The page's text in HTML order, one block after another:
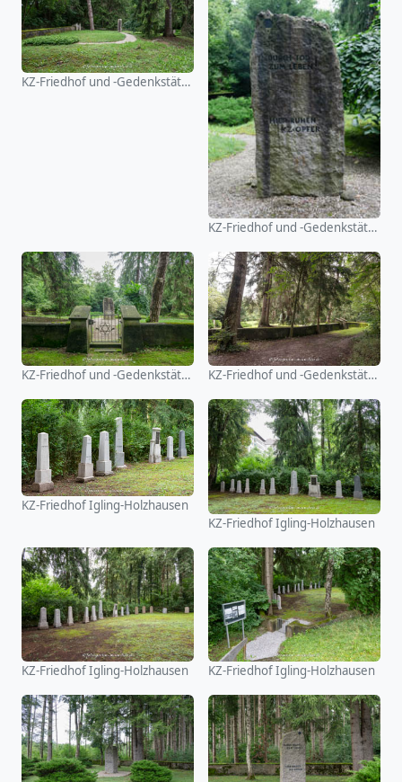
KZ-Friedhof und -Gedenkstätte Stoffersberg
KZ-Friedhof und -Gedenkstätte Stoffersberg
KZ-Friedhof und -Gedenkstätte Stoffersberg KZ-Friedhof und -Gedenkstätte Stoffersberg
KZ-Friedhof Igling-Holzhausen
KZ-Friedhof Igling-Holzhausen
KZ-Friedhof Igling-Holzhausen KZ-Friedhof Igling-Holzhausen